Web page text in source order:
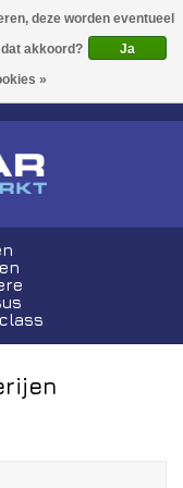
0 Artikelen - €0,00
Ja
»